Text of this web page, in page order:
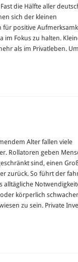
die Hälfte aller
sich der kleinen
für positive
im Fokus zu halten.
als im Privatleben. Um
Alter fallen viele
Rollatoren geben
sind, einen
zurück. So führt der
alltägliche
körperlich
zu sein. Private